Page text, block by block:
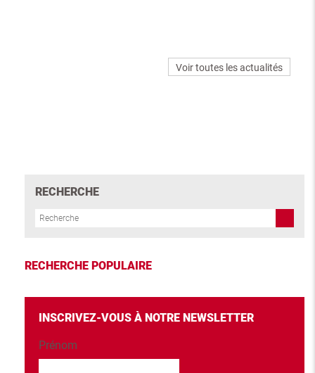
Voir toutes les actualités
RECHERCHE
RECHERCHE POPULAIRE
INSCRIVEZ-VOUS À NOTRE NEWSLETTER
Prénom